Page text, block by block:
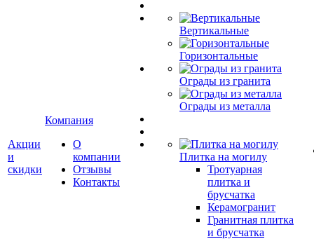
Акции
и
скидки
Компания
О
компании
Отзывы
Контакты
Вертикальные
Горизонтальные
Ограды из гранита
Ограды из металла
Плитка на могилу
Тротуарная
плитка и
брусчатка
Керамогранит
Гранитная плитка
и брусчатка